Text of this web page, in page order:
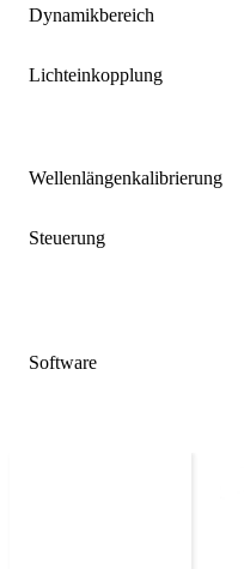
Dynamikbereich
Lichteinkopplung
Wellenlängenkalibrierung
Steuerung
Software